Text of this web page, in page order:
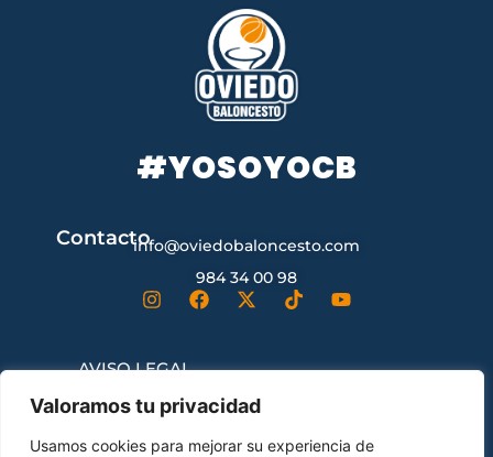
Valoramos tu privacidad
Usamos cookies para mejorar su experiencia de
#YOSOYOCB
Contactoinfo@oviedobaloncesto.com
984 34 00 98
AVISO LEGAL